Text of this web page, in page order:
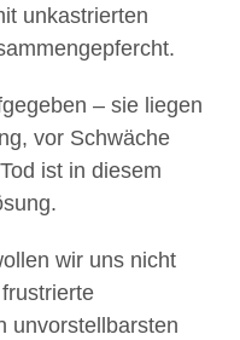
unkastrierten
– sie liegen
vor Schwäche
ist in diesem
wir uns nicht
unvorstellbarsten